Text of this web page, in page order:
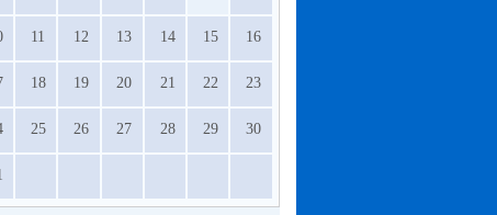
11 12 13 14 15 16
18 19 20 21 22 23
25 26 27 28 29 30